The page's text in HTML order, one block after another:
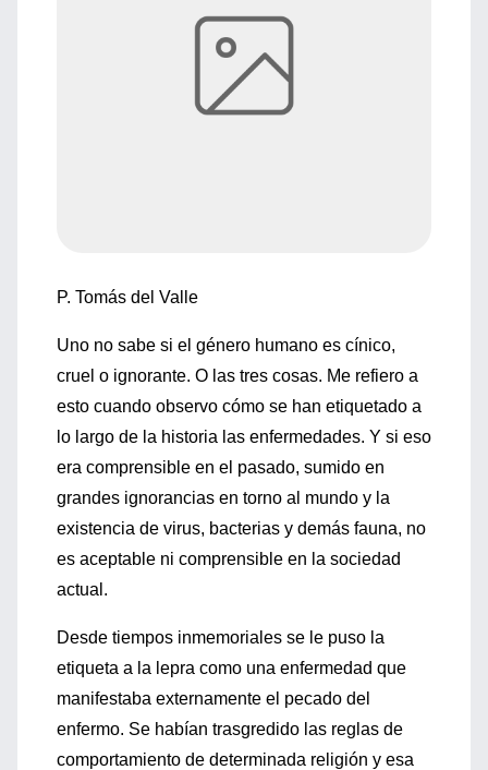
P. Tomás del Valle
Uno no sabe si el género humano es cínico,
cruel o ignorante. O las tres cosas. Me refiero a
esto cuando observo cómo se han etiquetado a
lo largo de la historia las enfermedades. Y si eso
era comprensible en el pasado, sumido en
grandes ignorancias en torno al mundo y la
existencia de virus, bacterias y demás fauna, no
es aceptable ni comprensible en la sociedad
actual.
Desde tiempos inmemoriales se le puso la
etiqueta a la lepra como una enfermedad que
manifestaba externamente el pecado del
enfermo. Se habían trasgredido las reglas de
comportamiento de determinada religión y esa